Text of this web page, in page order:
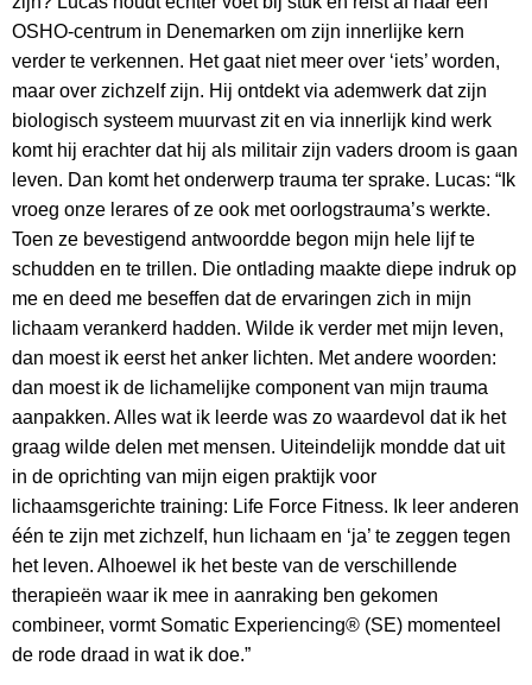
OSHO-centrum in Denemarken om zijn innerlijke kern
verder te verkennen. Het gaat niet meer over ‘iets’ worden,
maar over zichzelf zijn. Hij ontdekt via ademwerk dat zijn
biologisch systeem muurvast zit en via innerlijk kind werk
komt hij erachter dat hij als militair zijn vaders droom is gaan
leven. Dan komt het onderwerp trauma ter sprake. Lucas: “Ik
vroeg onze lerares of ze ook met oorlogstrauma’s werkte.
Toen ze bevestigend antwoordde begon mijn hele lijf te
schudden en te trillen. Die ontlading maakte diepe indruk op
me en deed me beseffen dat de ervaringen zich in mijn
lichaam verankerd hadden. Wilde ik verder met mijn leven,
dan moest ik eerst het anker lichten. Met andere woorden:
dan moest ik de lichamelijke component van mijn trauma
aanpakken. Alles wat ik leerde was zo waardevol dat ik het
graag wilde delen met mensen. Uiteindelijk mondde dat uit
in de oprichting van mijn eigen praktijk voor
lichaamsgerichte training: Life Force Fitness. Ik leer anderen
één te zijn met zichzelf, hun lichaam en ‘ja’ te zeggen tegen
het leven. Alhoewel ik het beste van de verschillende
therapieën waar ik mee in aanraking ben gekomen
combineer, vormt Somatic Experiencing® (SE) momenteel
de rode draad in wat ik doe.”